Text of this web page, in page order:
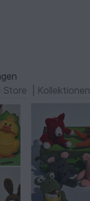
Store Kollektionen